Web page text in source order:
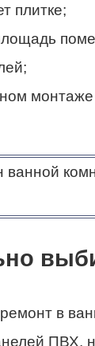
плитке;
монтаже
в
ПВХ,